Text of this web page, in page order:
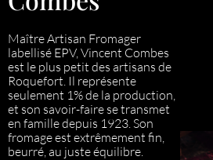
Maître Artisan Fromager
labellisé EPV, Vincent Combes
est le plus petit des artisans de
Roquefort. Il représente
seulement 1% de la production,
et son savoir-faire se transmet
en famille depuis 1923. Son
fromage est extrêmement fin,
beurré, au juste équilibre.